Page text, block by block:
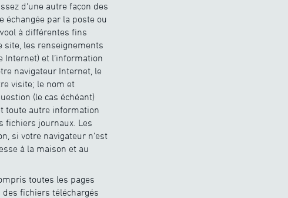
d’une autre façon des
échangée par la poste ou
à différentes fins
site, les renseignements
Internet) et l’information
navigateur Internet, le
visite; le nom et
(le cas échéant)
toute autre information
fichiers journaux. Les
si votre navigateur n’est
à la maison et au
toutes les pages
des fichiers téléchargés